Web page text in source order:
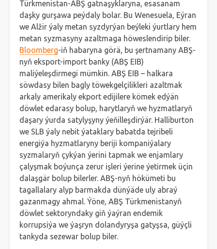
Türkmenistan-ABŞ gatnaşyklaryna, esasanam
daşky gurşawa peýdaly bolar. Bu Wenesuela, Eýran
we Alžir ýaly metan syzdyrýan beýleki ýurtlary hem
metan syzmasyny azaltmaga höweslendirip biler.
Bloomberg-iň habaryna görä, bu şertnamany ABŞ-
nyň eksport-import banky (ABŞ EIB)
maliýeleşdirmegi mümkin. ABŞ EIB – halkara
söwdasy bilen bagly töwekgelçilikleri azaltmak
arkaly amerikaly ekport edijilere kömek edýän
döwlet edarasy bolup, harytlaryň we hyzmatlaryň
daşary ýurda satylyşyny ýeňilleşdirýär. Halliburton
we SLB ýaly nebit ýataklary babatda tejribeli
energiýa hyzmatlaryny beriji kompaniýalary
syzmalaryň çykýan ýerini tapmak we enjamlary
çalyşmak boýunça zerur işleri ýerine ýetirmek üçin
dalaşgär bolup bilerler. ABŞ-nyň hökümeti bu
tagallalary alyp barmakda dünýäde uly abraý
gazanmagy ahmal. Ýöne, ABŞ Türkmenistanyň
döwlet sektoryndaky giň ýaýran endemik
korrupsiýa we ýaşryn dolandyryşa gatyşsa, güýçli
tankyda sezewar bolup biler.